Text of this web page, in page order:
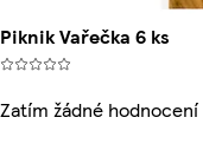
Piknik Vařečka 6 ks
Zatím žádné hodnocení